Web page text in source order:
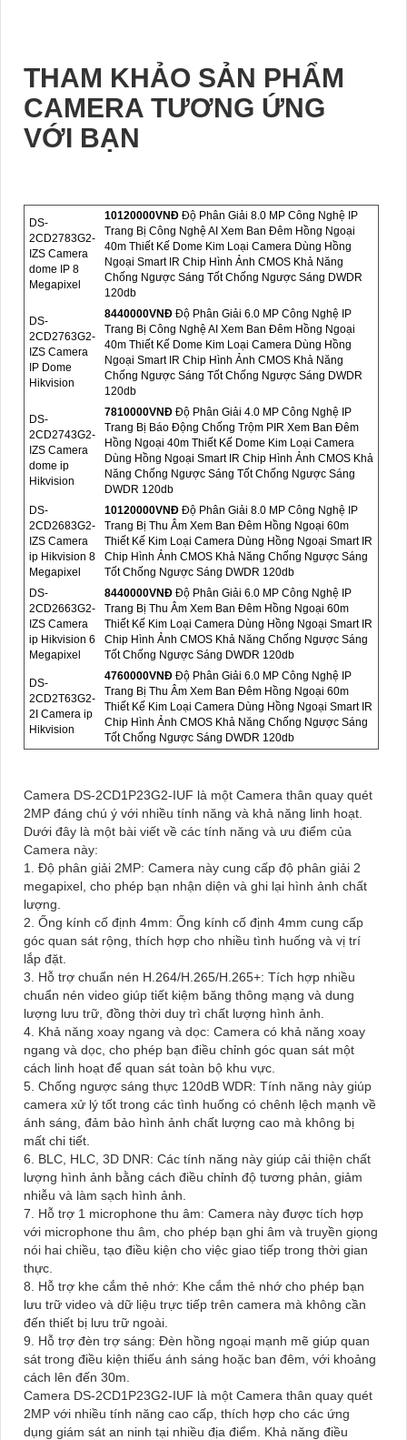
THAM KHẢO SẢN PHẨM
CAMERA TƯƠNG ỨNG
VỚI BẠN
DS-
2CD2783G2-
IZS Camera
dome IP 8
Megapixel
10120000VNÐ Độ Phân Giải 8.0 MP Công Nghệ IP
Trang Bị Công Nghệ AI Xem Ban Đêm Hồng Ngoại
40m Thiết Kế Dome Kim Loại Camera Dùng Hồng
Ngoại Smart IR Chip Hình Ảnh CMOS Khả Năng
Chống Ngược Sáng Tốt Chống Ngược Sáng DWDR
120db
DS-
2CD2763G2-
IZS Camera
IP Dome
Hikvision
8440000VNÐ Độ Phân Giải 6.0 MP Công Nghệ IP
Trang Bị Công Nghệ AI Xem Ban Đêm Hồng Ngoại
40m Thiết Kế Dome Kim Loại Camera Dùng Hồng
Ngoại Smart IR Chip Hình Ảnh CMOS Khả Năng
Chống Ngược Sáng Tốt Chống Ngược Sáng DWDR
120db
DS-
2CD2743G2-
IZS Camera
dome ip
Hikvision
7810000VNÐ Độ Phân Giải 4.0 MP Công Nghệ IP
Trang Bị Báo Động Chống Trộm PIR Xem Ban Đêm
Hồng Ngoại 40m Thiết Kế Dome Kim Loại Camera
Dùng Hồng Ngoại Smart IR Chip Hình Ảnh CMOS Khả
Năng Chống Ngược Sáng Tốt Chống Ngược Sáng
DWDR 120db
DS-
2CD2683G2-
IZS Camera
ip Hikvision 8
Megapixel
10120000VNÐ Độ Phân Giải 8.0 MP Công Nghệ IP
Trang Bị Thu Âm Xem Ban Đêm Hồng Ngoại 60m
Thiết Kế Kim Loại Camera Dùng Hồng Ngoại Smart IR
Chip Hình Ảnh CMOS Khả Năng Chống Ngược Sáng
Tốt Chống Ngược Sáng DWDR 120db
DS-
2CD2663G2-
IZS Camera
ip Hikvision 6
Megapixel
8440000VNÐ Độ Phân Giải 6.0 MP Công Nghệ IP
Trang Bị Thu Âm Xem Ban Đêm Hồng Ngoại 60m
Thiết Kế Kim Loại Camera Dùng Hồng Ngoại Smart IR
Chip Hình Ảnh CMOS Khả Năng Chống Ngược Sáng
Tốt Chống Ngược Sáng DWDR 120db
DS-
2CD2T63G2-
2I Camera ip
Hikvision
4760000VNÐ Độ Phân Giải 6.0 MP Công Nghệ IP
Trang Bị Thu Âm Xem Ban Đêm Hồng Ngoại 60m
Thiết Kế Kim Loại Camera Dùng Hồng Ngoại Smart IR
Chip Hình Ảnh CMOS Khả Năng Chống Ngược Sáng
Tốt Chống Ngược Sáng DWDR 120db
Camera DS-2CD1P23G2-IUF là một Camera thân quay quét
2MP đáng chú ý với nhiều tính năng và khả năng linh hoạt.
Dưới đây là một bài viết về các tính năng và ưu điểm của
Camera này:
1. Độ phân giải 2MP: Camera này cung cấp độ phân giải 2
megapixel, cho phép bạn nhận diện và ghi lại hình ảnh chất
lượng.
2. Ống kính cố định 4mm: Ống kính cố định 4mm cung cấp
góc quan sát rộng, thích hợp cho nhiều tình huống và vị trí
lắp đặt.
3. Hỗ trợ chuẩn nén H.264/H.265/H.265+: Tích hợp nhiều
chuẩn nén video giúp tiết kiệm băng thông mạng và dung
lượng lưu trữ, đồng thời duy trì chất lượng hình ảnh.
4. Khả năng xoay ngang và dọc: Camera có khả năng xoay
ngang và dọc, cho phép bạn điều chỉnh góc quan sát một
cách linh hoạt để quan sát toàn bộ khu vực.
5. Chống ngược sáng thực 120dB WDR: Tính năng này giúp
camera xử lý tốt trong các tình huống có chênh lệch mạnh về
ánh sáng, đảm bảo hình ảnh chất lượng cao mà không bị
mất chi tiết.
6. BLC, HLC, 3D DNR: Các tính năng này giúp cải thiện chất
lượng hình ảnh bằng cách điều chỉnh độ tương phản, giảm
nhiễu và làm sạch hình ảnh.
7. Hỗ trợ 1 microphone thu âm: Camera này được tích hợp
với microphone thu âm, cho phép bạn ghi âm và truyền giọng
nói hai chiều, tạo điều kiện cho việc giao tiếp trong thời gian
thực.
8. Hỗ trợ khe cắm thẻ nhớ: Khe cắm thẻ nhớ cho phép bạn
lưu trữ video và dữ liệu trực tiếp trên camera mà không cần
đến thiết bị lưu trữ ngoài.
9. Hỗ trợ đèn trợ sáng: Đèn hồng ngoại mạnh mẽ giúp quan
sát trong điều kiện thiếu ánh sáng hoặc ban đêm, với khoảng
cách lên đến 30m.
Camera DS-2CD1P23G2-IUF là một Camera thân quay quét
2MP với nhiều tính năng cao cấp, thích hợp cho các ứng
dụng giám sát an ninh tại nhiều địa điểm. Khả năng điều